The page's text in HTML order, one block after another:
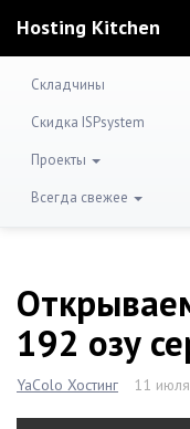
Hosting Kitchen
Складчины
Скидка ISPsystem
Проекты
Всегда свежее
192 озу
YaColo Хостинг 11